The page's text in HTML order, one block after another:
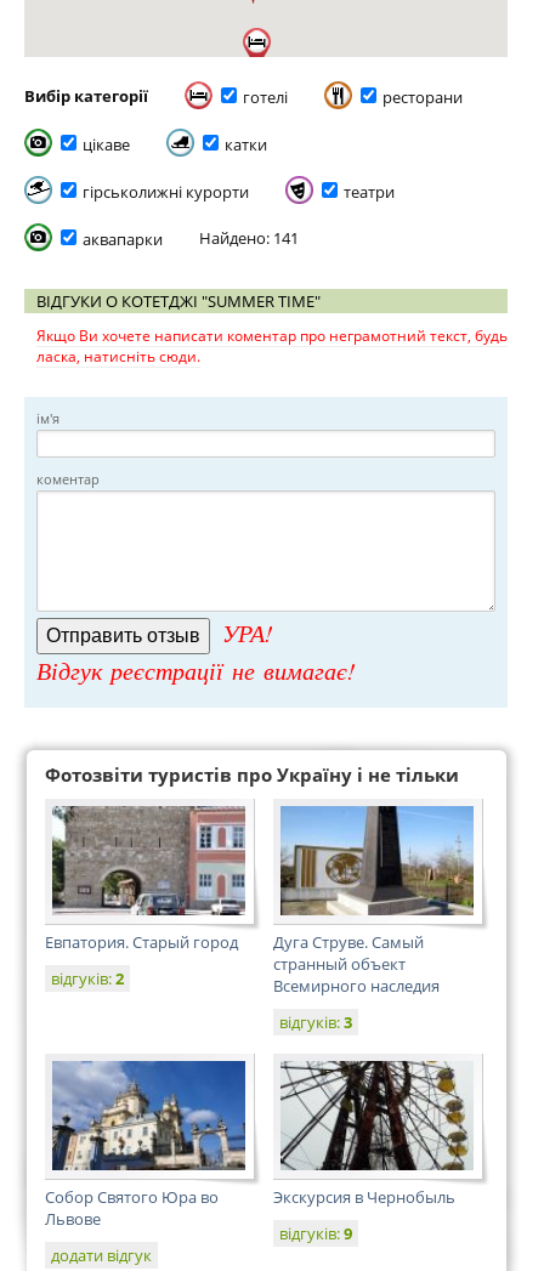
Вибір категорії готелі ресторани
цікаве катки
гірськолижні курорти театри
аквапарки Найдено: 141
ВІДГУКИ О КОТЕТДЖІ "SUMMER TIME"
Якщо Ви хочете написати коментар про неграмотний текст, будь
ласка, натисніть сюди.
ім'я
коментар
УРА!
Відгук реєстрації не вимагає!
Фотозвіти туристів про Україну і не тільки
Евпатория. Старый город
відгуків:2
Дуга Струве. Самый
странный объект
Всемирного наследия
відгуків:3
Собор Святого Юра во
Львове
додати відгук
Экскурсия в Чернобыль
відгуків:9